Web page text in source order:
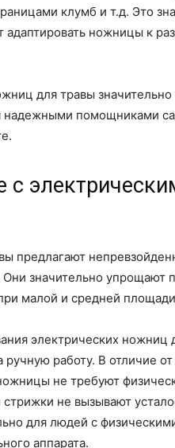
клумб и т.д. Это
адаптировать ножницы к
для травы
помощниками
с
предлагают
Они значительно упрощают
малой и средней площади
электрических ножниц
ручную работу. В отличие
не требуют
не вызывают
для людей с
аппарата.